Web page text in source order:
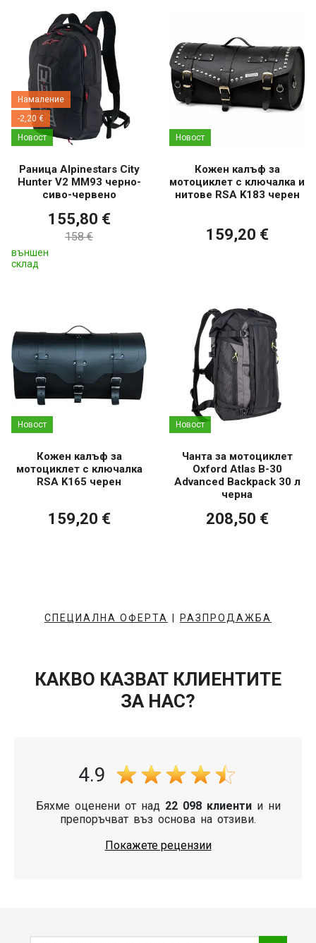
Намаление
-2,20 €
Новост
Раница Alpinestars City
Hunter V2 MM93 черно-
сиво-червено
155,80 €
158 €
външен
склад
Новост
Кожен калъф за
мотоциклет с ключалка и
нитове RSA K183 черен
159,20 €
Новост
Кожен калъф за
мотоциклет с ключалка
RSA K165 черен
159,20 €
Новост
Чанта за мотоциклет
Oxford Atlas B-30
Advanced Backpack 30 л
черна
208,50 €
СПЕЦИАЛНА ОФЕРТА РАЗПРОДАЖБА
КАКВО КАЗВАТ КЛИЕНТИТЕ
ЗА НАС?
4.9
Бяхме оценени от над 22 098 клиентии ни
препоръчват въз основа на отзиви.
Покажете рецензии